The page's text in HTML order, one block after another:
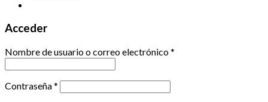
Acceder
Nombre de usuario o correo electrónico*
Contraseña*